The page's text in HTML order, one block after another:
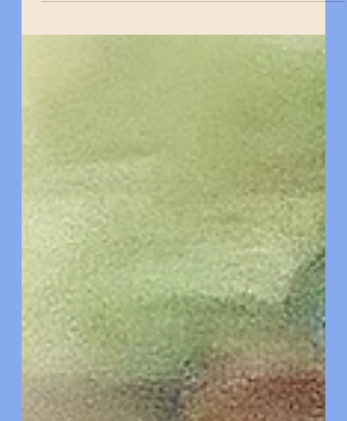
méthodologie de la recherche juridique
à la faculté de droit et des sciences
d'Haïti. Le Conseil présidentiel de
transition (CPT) arrive en fin de
course.La question n’est plus de savoir
s’il doit partir, mais par quoi le
remplacer. Depuis quelque temps, la
suspension brutale du suffrage
universel est devenue la stratégie
privilégiée d’hommes politiques
haïtiens dépourvus